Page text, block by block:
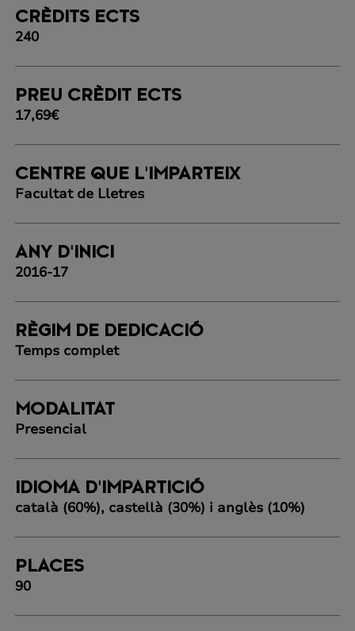
CRÈDITS ECTS
240
PREU CRÈDIT ECTS
17,69€
CENTRE QUE L'IMPARTEIX
Facultat de Lletres
ANY D'INICI
2016-17
RÈGIM DE DEDICACIÓ
Temps complet
MODALITAT
Presencial
IDIOMA D'IMPARTICIÓ
català (60%), castellà (30%) i anglès (10%)
PLACES
90